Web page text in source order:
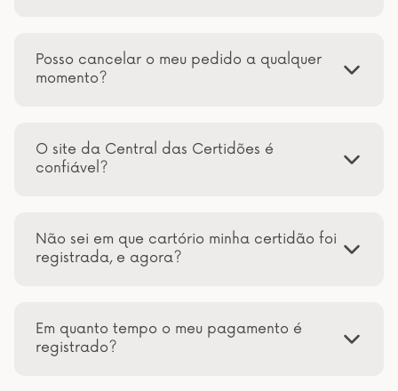
Posso cancelar o meu pedido a qualquer
momento?
O site da Central das Certidões é
confiável?
Não sei em que cartório minha certidão foi
registrada, e agora?
Em quanto tempo o meu pagamento é
registrado?